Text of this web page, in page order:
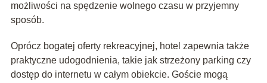
możliwości na spędzenie wolnego czasu w przyjemny
sposób.
Oprócz bogatej oferty rekreacyjnej, hotel zapewnia także
praktyczne udogodnienia, takie jak strzeżony parking czy
dostęp do internetu w całym obiekcie. Goście mogą